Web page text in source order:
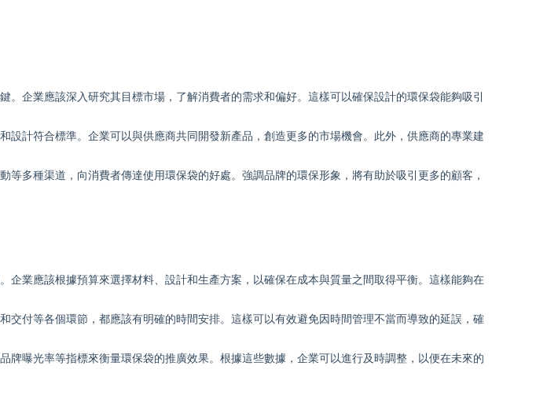
。企業應該深入研究其目標市場，了解消費者的需求和偏好。這樣可以確保設計的環保袋能夠吸引
設計符合標準。企業可以與供應商共同開發新產品，創造更多的市場機會。此外，供應商的專業建
等多種渠道，向消費者傳達使用環保袋的好處。強調品牌的環保形象，將有助於吸引更多的顧客，
企業應該根據預算來選擇材料、設計和生產方案，以確保在成本與質量之間取得平衡。這樣能夠在
付等各個環節，都應該有明確的時間安排。這樣可以有效避免因時間管理不當而導致的延誤，確
牌曝光率等指標來衡量環保袋的推廣效果。根據這些數據，企業可以進行及時調整，以便在未來的